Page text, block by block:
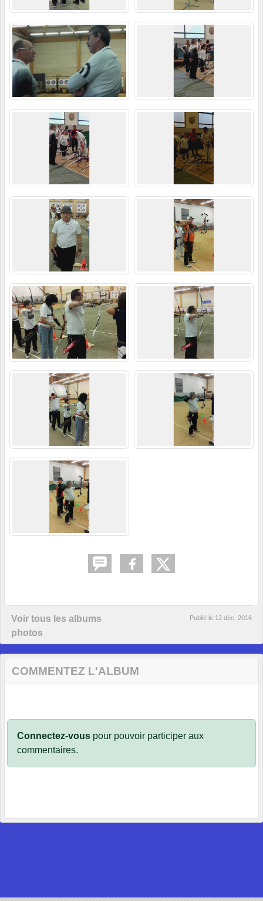
Voir tous les albums
photos
Publié le 12 déc. 2016
COMMENTEZ L'ALBUM
Connectez-vous pour pouvoir participer aux
commentaires.